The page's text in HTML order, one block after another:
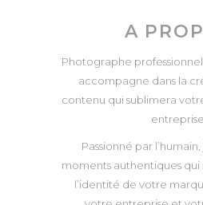
A
Photographe
accompagne dans la
contenu qui sublimera
entreprise.
Passionné par
moments authentiques
l’identité de votre